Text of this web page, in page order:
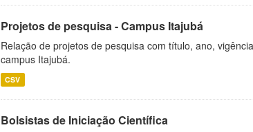
Projetos de pesquisa - Campus Itajubá
Relação de projetos de pesquisa com título, ano,
campus Itajubá.
CSV
Bolsistas de Iniciação Científica